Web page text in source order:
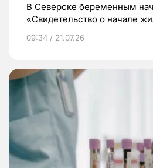
В Северске беременным
«Свидетельство о начале
09:34 / 21.07.26